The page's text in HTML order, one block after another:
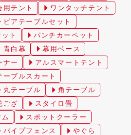
用テント
ワンタッチテント
ビアテーブルセット
ト
パンチカーペット
青白幕
幕用ベース
ナー
アルスマートテント
ーブルスカート
丸テーブル
角テーブル
ござ
スタイロ畳
スポットクーラー
パイプフェンス
やぐら